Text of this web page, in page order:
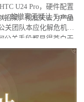
U24 Pro，硬件配置
招架，彻底失去为产品
的撤离无疑让 Trump
关团队本应化解危机，
公关手段都显得苍白无
事做出回应。